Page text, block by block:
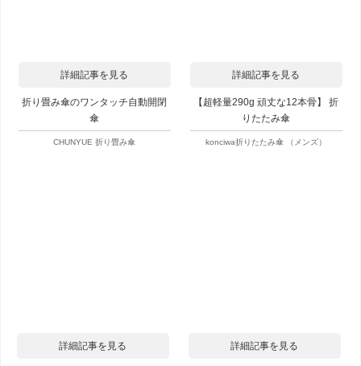
詳細記事を見る
折り畳み傘のワンタッチ自動開閉
傘
CHUNYUE 折り畳み傘
詳細記事を見る
【超軽量290g 頑丈な12本骨】 折
りたたみ傘
konciwa折りたたみ傘 （メンズ）
詳細記事を見る 詳細記事を見る